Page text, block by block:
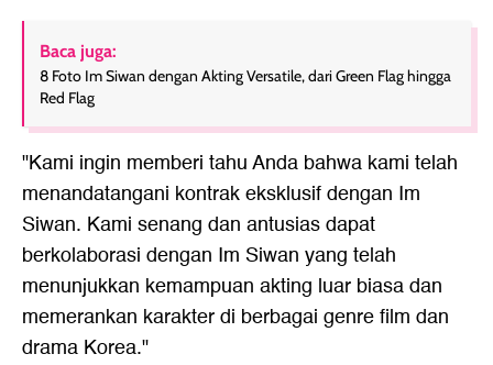
Baca juga:
8 Foto Im Siwan dengan Akting Versatile, dari Green Flag hingga
Red Flag
"Kami ingin memberi tahu Anda bahwa kami telah
menandatangani kontrak eksklusif dengan Im
Siwan. Kami senang dan antusias dapat
berkolaborasi dengan Im Siwan yang telah
menunjukkan kemampuan akting luar biasa dan
memerankan karakter di berbagai genre film dan
drama Korea."